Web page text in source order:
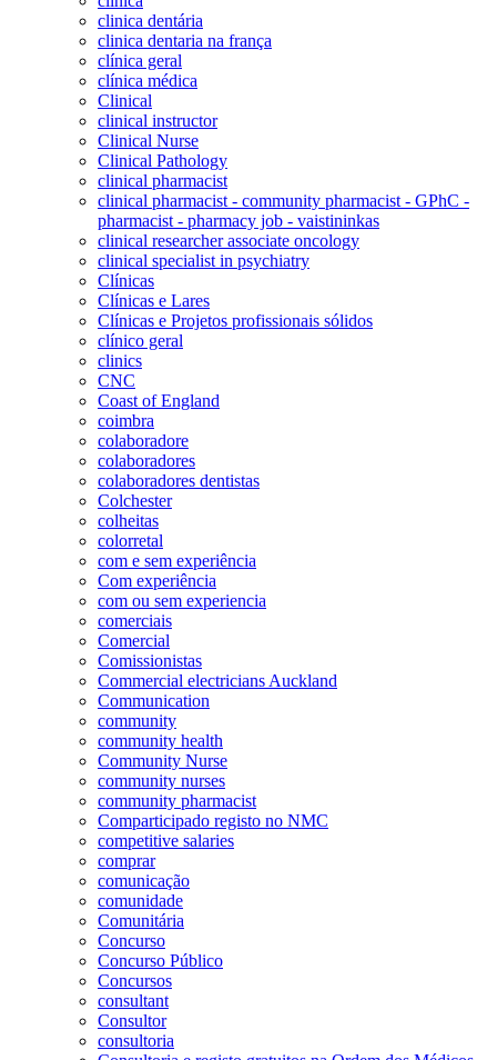
clinica dentária
clinica dentaria na frança
clínica geral
clínica médica
Clinical
clinical instructor
Clinical Nurse
Clinical Pathology
clinical pharmacist
clinical pharmacist - community pharmacist - GPhC -
pharmacist - pharmacy job - vaistininkas
clinical researcher associate oncology
clinical specialist in psychiatry
Clínicas
Clínicas e Lares
Clínicas e Projetos profissionais sólidos
clínico geral
clinics
CNC
Coast of England
coimbra
colaboradore
colaboradores
colaboradores dentistas
Colchester
colheitas
colorretal
com e sem experiência
Com experiência
com ou sem experiencia
comerciais
Comercial
Comissionistas
Commercial electricians Auckland
Communication
community
community health
Community Nurse
community nurses
community pharmacist
Comparticipado registo no NMC
competitive salaries
comprar
comunicação
comunidade
Comunitária
Concurso
Concurso Público
Concursos
consultant
Consultor
consultoria